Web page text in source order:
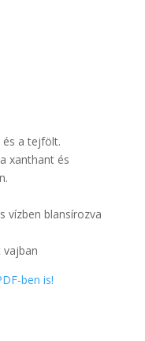
és a tejfölt.
xanthant és
vízben blansírozva
vajban
ben is!